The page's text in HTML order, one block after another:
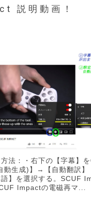
説明動画！
法：・右下の【字幕】を
動生成)】→【自動翻訳】
語】を選択する。SCUF
Impactの電磁再マ...